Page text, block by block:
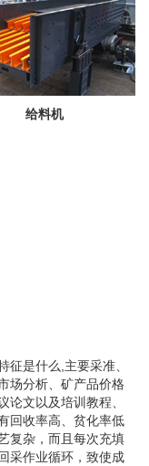
给料机
征是什么,主要采准、
场分析、矿产品价格
论文以及培训教程、
回收率高、贫化率低
复杂，而且每次充填
采作业循环，致使成